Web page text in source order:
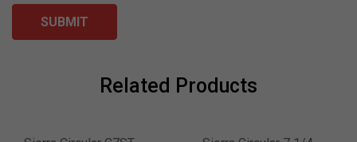
Related Products